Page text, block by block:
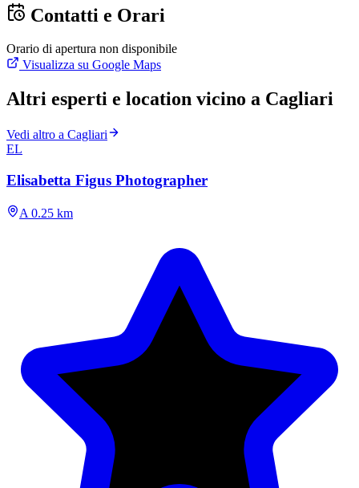
Contatti e Orari
Orario di apertura non disponibile
Visualizza su Google Maps
Altri esperti e location vicino a Cagliari
Vedi altro a Cagliari
EL
Elisabetta Figus Photographer
A 0.25 km